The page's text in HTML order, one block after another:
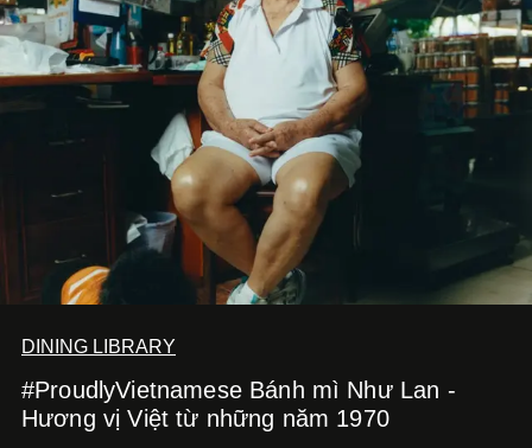
DINING LIBRARY
#ProudlyVietnamese Bánh mì Như Lan -
Hương vị Việt từ những năm 1970